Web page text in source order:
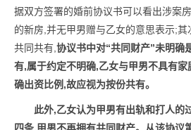
据双方签署的婚前协议书可以看出涉案
的新房,并无甲男赠与乙女的意思表示;
共同共有, 协议书中对“共同财产”未明确
有,属于约定不明确,乙女与甲男不具有家
确出资比例,故应视为按份共有。
此外,乙女认为甲男有出轨和打人的